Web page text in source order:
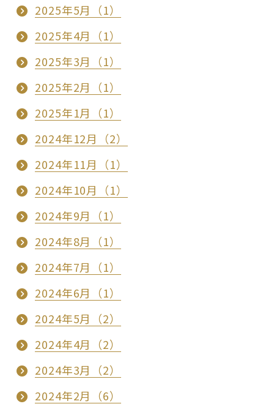
2025年5月（1）
2025年4月（1）
2025年3月（1）
2025年2月（1）
2025年1月（1）
2024年12月（2）
2024年11月（1）
2024年10月（1）
2024年9月（1）
2024年8月（1）
2024年7月（1）
2024年6月（1）
2024年5月（2）
2024年4月（2）
2024年3月（2）
2024年2月（6）